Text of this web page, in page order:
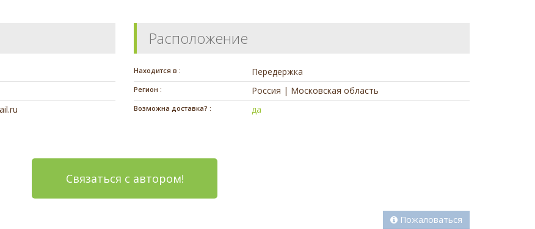
Расположение
Находится в : Передержка
Регион : Россия | Московская область
Возможна доставка? : да
Связаться с автором!
Пожаловаться